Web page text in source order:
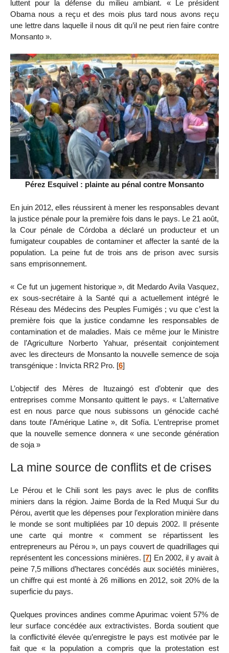
luttent pour la défense du milieu ambiant. « Le président
Obama nous a reçu et des mois plus tard nous avons reçu
une lettre dans laquelle il nous dit qu’il ne peut rien faire contre
Monsanto ».
Pérez Esquivel : plainte au pénal contre Monsanto
En juin 2012, elles réussirent à mener les responsables devant
la justice pénale pour la première fois dans le pays. Le 21 août,
la Cour pénale de Córdoba a déclaré un producteur et un
fumigateur coupables de contaminer et affecter la santé de la
population. La peine fut de trois ans de prison avec sursis
sans emprisonnement.
« Ce fut un jugement historique », dit Medardo Avila Vasquez,
ex sous-secrétaire à la Santé qui a actuellement intégré le
Réseau des Médecins des Peuples Fumigés ; vu que c’est la
première fois que la justice condamne les responsables de
contamination et de maladies. Mais ce même jour le Ministre
de l’Agriculture Norberto Yahuar, présentait conjointement
avec les directeurs de Monsanto la nouvelle semence de soja
transgénique : Invicta RR2 Pro. [6]
L’objectif des Mères de Ituzaingó est d’obtenir que des
entreprises comme Monsanto quittent le pays. « L’alternative
est en nous parce que nous subissons un génocide caché
dans toute l’Amérique Latine », dit Sofía. L’entreprise promet
que la nouvelle semence donnera « une seconde génération
de soja »
La mine source de conflits et de crises
Le Pérou et le Chili sont les pays avec le plus de conflits
miniers dans la région. Jaime Borda de la Red Muqui Sur du
Pérou, avertit que les dépenses pour l’exploration minière dans
le monde se sont multipliées par 10 depuis 2002. Il présente
une carte qui montre « comment se répartissent les
entrepreneurs au Pérou », un pays couvert de quadrillages qui
représentent les concessions minières. [7] En 2002, il y avait à
peine 7,5 millions d’hectares concédés aux sociétés minières,
un chiffre qui est monté à 26 millions en 2012, soit 20% de la
superficie du pays.
Quelques provinces andines comme Apurimac voient 57% de
leur surface concédée aux extractivistes. Borda soutient que
la conflictivité élevée qu’enregistre le pays est motivée par le
fait que « la population a compris que la protestation est